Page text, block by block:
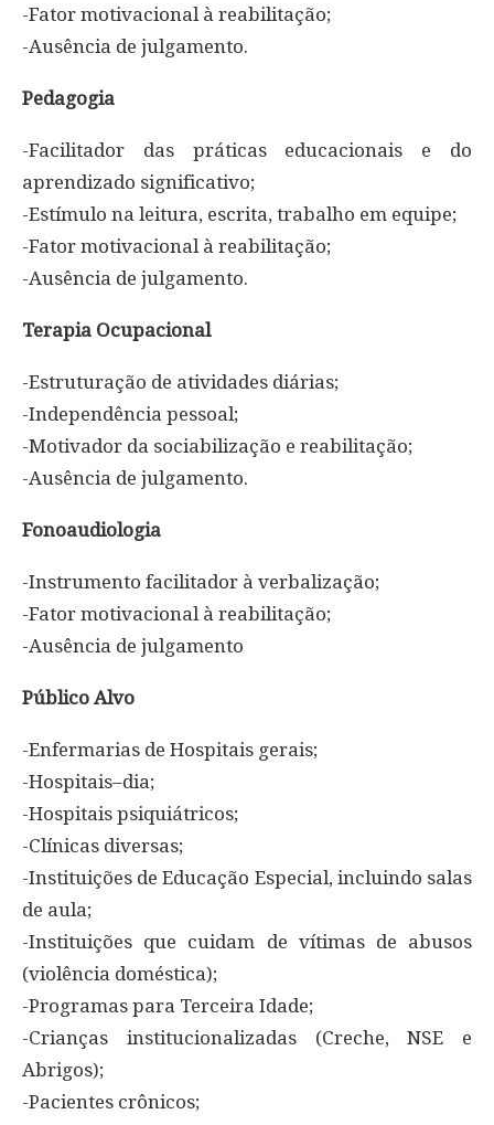
-Fator motivacional à reabilitação;
-Ausência de julgamento.
Pedagogia
-Facilitador das práticas educacionais e do
aprendizado significativo;
-Estímulo na leitura, escrita, trabalho em equipe;
-Fator motivacional à reabilitação;
-Ausência de julgamento.
Terapia Ocupacional
-Estruturação de atividades diárias;
-Independência pessoal;
-Motivador da sociabilização e reabilitação;
-Ausência de julgamento.
Fonoaudiologia
-Instrumento facilitador à verbalização;
-Fator motivacional à reabilitação;
-Ausência de julgamento
Público Alvo
-Enfermarias de Hospitais gerais;
-Hospitais–dia;
-Hospitais psiquiátricos;
-Clínicas diversas;
-Instituições de Educação Especial, incluindo salas
de aula;
-Instituições que cuidam de vítimas de abusos
(violência doméstica);
-Programas para Terceira Idade;
-Crianças institucionalizadas (Creche, NSE e
Abrigos);
-Pacientes crônicos;